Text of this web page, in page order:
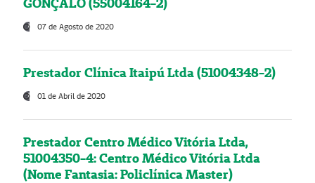
07 de Agosto de 2020
Prestador Clínica Itaipú Ltda (51004348-2)
01 de Abril de 2020
Prestador Centro Médico Vitória Ltda,
51004350-4: Centro Médico Vitória Ltda
(Nome Fantasia: Policlínica Master)